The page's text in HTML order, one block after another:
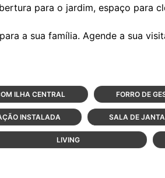
para o jardim, espaço para
ILHA CENTRAL FORRO DE
INSTALADA SALA DE
LIVING